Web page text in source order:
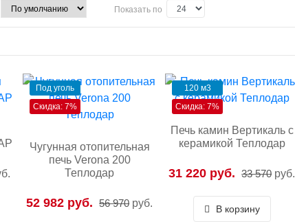
Показать по
Под уголь
Скидка: 7%
Чугунная отопительная
печь Verona 200
Теплодар
52 982 руб. 56 970 руб.
120 м3
Скидка: 7%
Печь камин Вертикаль с
керамикой Теплодар
31 220 руб. 33 570 руб.
В корзину